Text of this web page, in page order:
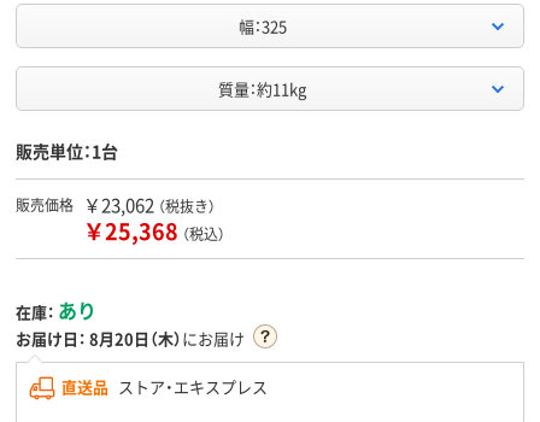
幅：325
質量：約11kg
販売単位：1台
販売価格 ￥23,062 （税抜き）
￥25,368 （税込）
在庫： あり
お届け日： 8月20日（木）にお届け
直送品 ストア・エキスプレス